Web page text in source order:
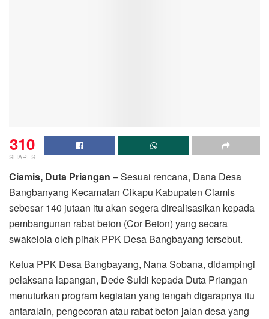
310
SHARES
Ciamis, Duta Priangan – Sesuai rencana, Dana Desa
Bangbanyang Kecamatan Cikapu Kabupaten Ciamis
sebesar 140 jutaan itu akan segera direalisasikan kepada
pembangunan rabat beton (Cor Beton) yang secara
swakelola oleh pihak PPK Desa Bangbayang tersebut.
Ketua PPK Desa Bangbayang, Nana Sobana, didampingi
pelaksana lapangan, Dede Suldi kepada Duta Priangan
menuturkan program kegiatan yang tengah digarapnya itu
antaralain, pengecoran atau rabat beton jalan desa yang